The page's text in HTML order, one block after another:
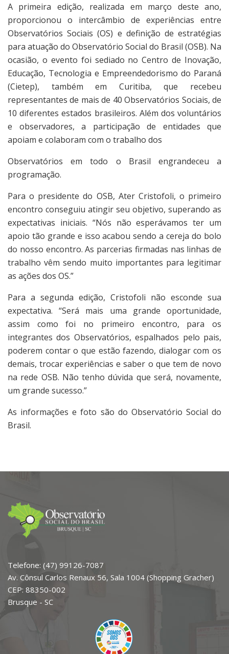
A primeira edição, realizada em março deste ano,
proporcionou o intercâmbio de experiências entre
Observatórios Sociais (OS) e definição de estratégias
para atuação do Observatório Social do Brasil (OSB). Na
ocasião, o evento foi sediado no Centro de Inovação,
Educação, Tecnologia e Empreendedorismo do Paraná
(Cietep), também em Curitiba, que recebeu
representantes de mais de 40 Observatórios Sociais, de
10 diferentes estados brasileiros. Além dos voluntários
e observadores, a participação de entidades que
apoiam e colaboram com o trabalho dos
Observatórios em todo o Brasil engrandeceu a
programação.
Para o presidente do OSB, Ater Cristofoli, o primeiro
encontro conseguiu atingir seu objetivo, superando as
expectativas iniciais. “Nós não esperávamos ter um
apoio tão grande e isso acabou sendo a cereja do bolo
do nosso encontro. As parcerias firmadas nas linhas de
trabalho vêm sendo muito importantes para legitimar
as ações dos OS.”
Para a segunda edição, Cristofoli não esconde sua
expectativa. “Será mais uma grande oportunidade,
assim como foi no primeiro encontro, para os
integrantes dos Observatórios, espalhados pelo pais,
poderem contar o que estão fazendo, dialogar com os
demais, trocar experiências e saber o que tem de novo
na rede OSB. Não tenho dúvida que será, novamente,
um grande sucesso.”
As informações e foto são do Observatório Social do
Brasil.
Telefone: (47) 99126-7087
Av. Cônsul Carlos Renaux 56, Sala 1004 (Shopping Gracher)
CEP: 88350-002
Brusque - SC